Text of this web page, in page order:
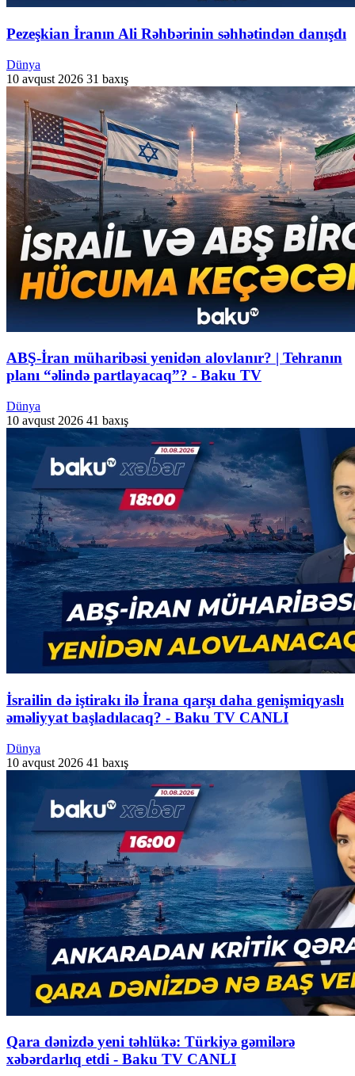
Pezeşkian İranın Ali Rəhbərinin səhhətindən danışdı
Dünya
10 avqust 2026 31 baxış
ABŞ-İran müharibəsi yenidən alovlanır? | Tehranın
planı “əlində partlayacaq”? - Baku TV
Dünya
10 avqust 2026 41 baxış
İsrailin də iştirakı ilə İrana qarşı daha genişmiqyaslı
əməliyyat başladılacaq? - Baku TV CANLI
Dünya
10 avqust 2026 41 baxış
Qara dənizdə yeni təhlükə: Türkiyə gəmilərə
xəbərdarlıq etdi - Baku TV CANLI